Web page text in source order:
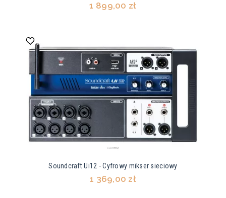
1 899,00 zł
Soundcraft Ui12 - Cyfrowy mikser sieciowy
1 369,00 zł